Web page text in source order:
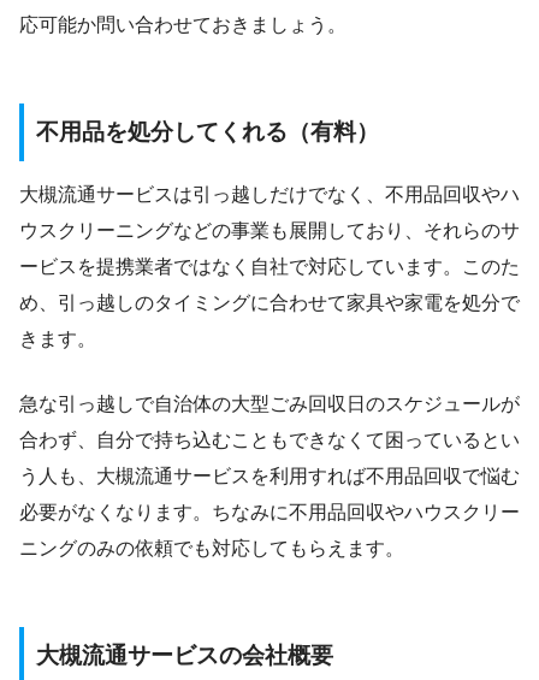
応可能か問い合わせておきましょう。
不用品を処分してくれる（有料）
大槻流通サービスは引っ越しだけでなく、不用品回収やハ
ウスクリーニングなどの事業も展開しており、それらのサ
ービスを提携業者ではなく自社で対応しています。このた
め、引っ越しのタイミングに合わせて家具や家電を処分で
きます。
急な引っ越しで自治体の大型ごみ回収日のスケジュールが
合わず、自分で持ち込むこともできなくて困っているとい
う人も、大槻流通サービスを利用すれば不用品回収で悩む
必要がなくなります。ちなみに不用品回収やハウスクリー
ニングのみの依頼でも対応してもらえます。
大槻流通サービスの会社概要